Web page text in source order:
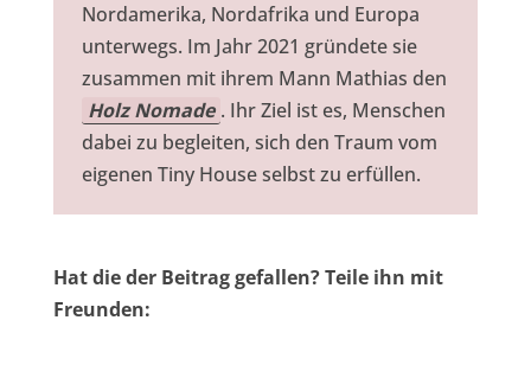
Nordamerika, Nordafrika und Europa
unterwegs. Im Jahr 2021 gründete sie
zusammen mit ihrem Mann Mathias den
Holz Nomade . Ihr Ziel ist es, Menschen
dabei zu begleiten, sich den Traum vom
eigenen Tiny House selbst zu erfüllen.
Hat die der Beitrag gefallen? Teile ihn mit
Freunden: